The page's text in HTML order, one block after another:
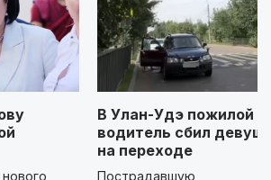
В Улан-Удэ пожилой
водитель сбил
на переходе
Пострадавшую